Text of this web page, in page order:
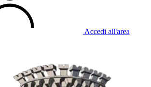
Accedi all'area